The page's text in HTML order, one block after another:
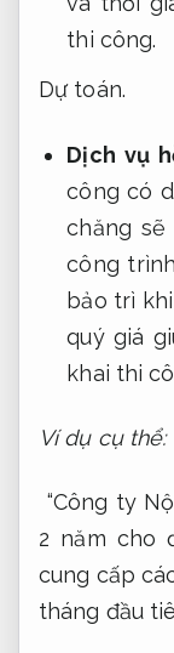
thi công.
Dự toán.
Dịch vụ
công có
chăng
công
bảo trì
quý giá
khai thi
Ví dụ cụ thể:
“Công ty
2 năm cho
cung cấp
tháng đầu